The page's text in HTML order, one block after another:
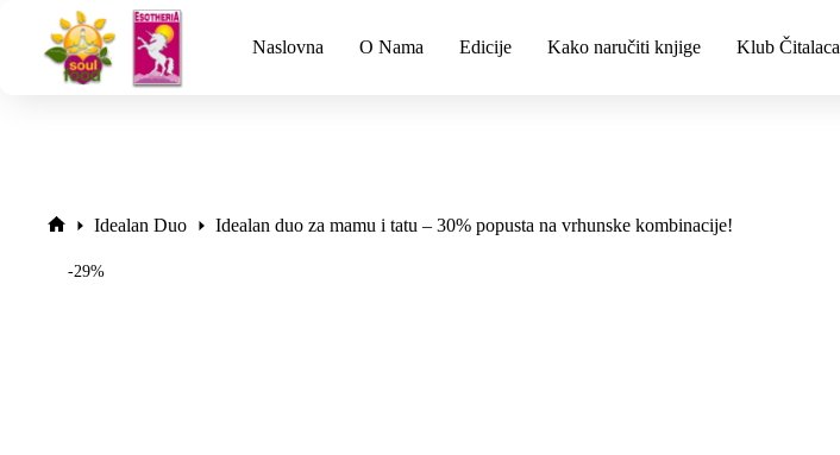
Naslovna O Nama Edicije Kako naručiti knjige Klub Čitalaca
Idealan Duo Idealan duo za mamu i tatu – 30% popusta na vrhunske kombinacije!
-29%